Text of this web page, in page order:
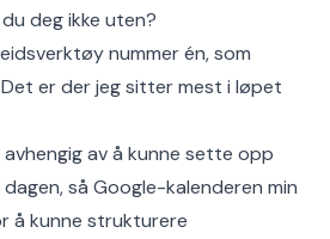
deg ikke uten?
nummer én, som
er der jeg sitter mest i løpet
av å kunne sette opp
så Google-kalenderen min
å kunne strukturere